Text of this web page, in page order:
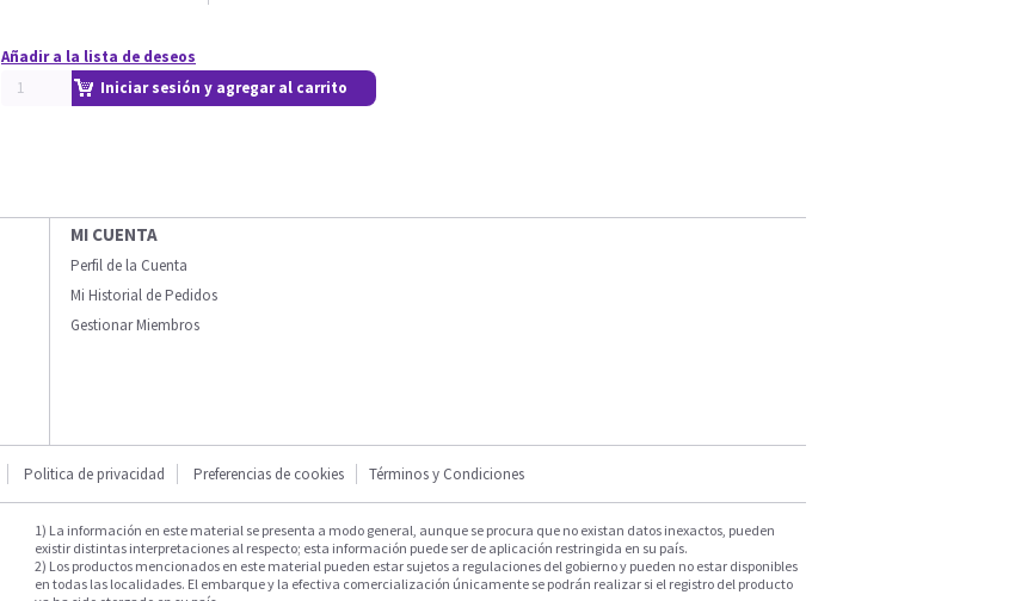
Añadir a la lista de deseos
Iniciar sesión y agregar al carrito
MI CUENTA
Perfil de la Cuenta
Mi Historial de Pedidos
Gestionar Miembros
Politica de privacidad Preferencias de cookies Términos y Condiciones
1) La información en este material se presenta a modo general, aunque se procura que no existan datos inexactos, pueden
existir distintas interpretaciones al respecto; esta información puede ser de aplicación restringida en su país.
2) Los productos mencionados en este material pueden estar sujetos a regulaciones del gobierno y pueden no estar disponibles
en todas las localidades. El embarque y la efectiva comercialización únicamente se podrán realizar si el registro del producto